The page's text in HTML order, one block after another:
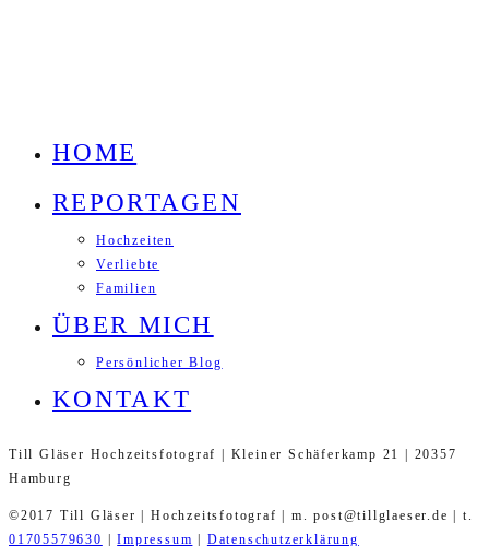
HOME
REPORTAGEN
Hochzeiten
Verliebte
Familien
ÜBER MICH
Persönlicher Blog
KONTAKT
Till Gläser Hochzeitsfotograf | Kleiner Schäferkamp 21 | 20357
Hamburg
©2017 Till Gläser | Hochzeitsfotograf | m. post@tillglaeser.de | t.
01705579630
|Impressum Datenschutzerklärung